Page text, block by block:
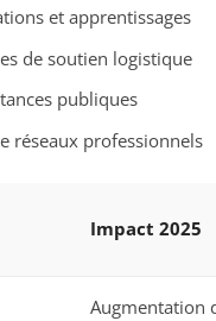
et apprentissages
de soutien logistique
publiques
réseaux professionnels
Impact 2025
Augmentation